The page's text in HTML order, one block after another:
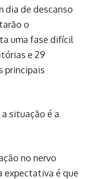
dia de descanso
o
uma fase difícil
e 29
principais
situação é a
no nervo
expectativa é que